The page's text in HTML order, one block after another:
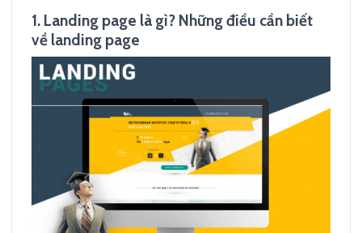
1. Landing page là gì? Những điều cần biết
về landing page